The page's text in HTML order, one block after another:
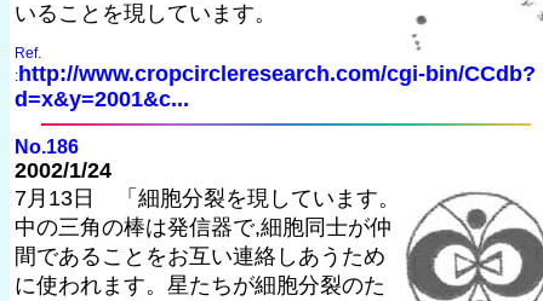
いることを現しています。
Ref.
: http://www.cropcircleresearch.com/cgi-bin/CCdb?
d=x&y=2001&c...
No.186
2002/1/24
7月13日 「細胞分裂を現しています。
中の三角の棒は発信器で,細胞同士が仲
間であることをお互い連絡しあうため
に使われます。星たちが細胞分裂のた